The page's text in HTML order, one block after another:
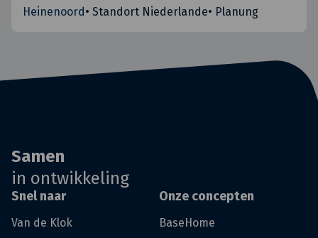
Heinenoord • Standort Niederlande• Planung
Samen
in ontwikkeling
Snel naar
Van de Klok
Onze concepten
BaseHome